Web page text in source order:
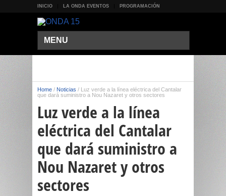
INICIO LA ONDA EVENTOS PROGRAMACIÓN
MENU
Home / Noticias / Luz verde a la línea eléctrica del Cantalar
que dará suministro a Nou Nazaret y otros sectores
Luz verde a la línea
eléctrica del Cantalar
que dará suministro a
Nou Nazaret y otros
sectores